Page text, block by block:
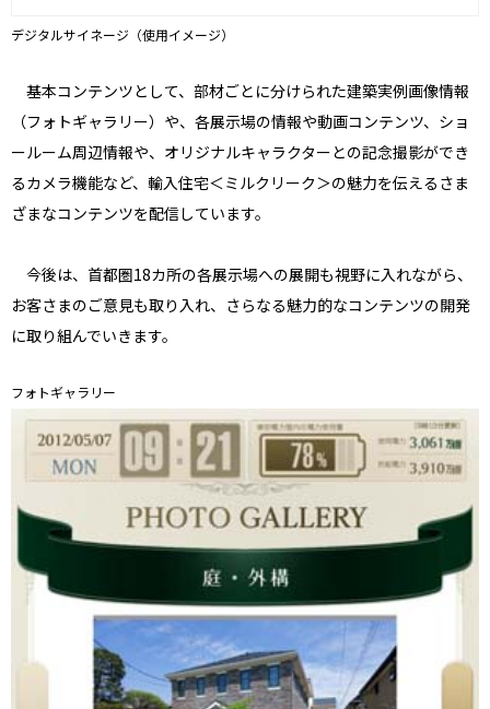
デジタルサイネージ（使用イメージ）
基本コンテンツとして、部材ごとに分けられた建築実例画像情報
（フォトギャラリー）や、各展示場の情報や動画コンテンツ、ショ
ールーム周辺情報や、オリジナルキャラクターとの記念撮影ができ
るカメラ機能など、輸入住宅＜ミルクリーク＞の魅力を伝えるさま
ざまなコンテンツを配信しています。
今後は、首都圏18カ所の各展示場への展開も視野に入れながら、
お客さまのご意見も取り入れ、さらなる魅力的なコンテンツの開発
に取り組んでいきます。
フォトギャラリー